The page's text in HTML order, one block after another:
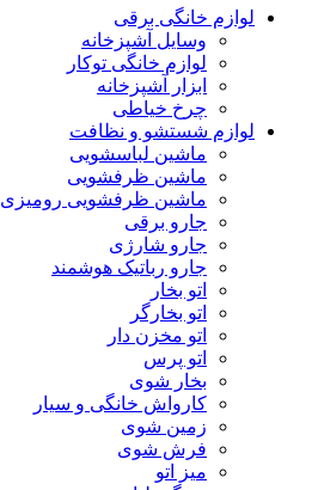
لوازم خانگی برقی
وسایل آشپزخانه
لوازم خانگی توکار
ابزار آشپزخانه
چرخ خیاطی
لوازم شستشو و نظافت
ماشین لباسشویی
ماشین ظرفشویی
ماشین ظرفشویی رومیزی
جارو برقی
جارو شارژی
جارو رباتیک هوشمند
اتو بخار
اتو بخارگر
اتو مخزن دار
اتو پرس
بخار شوی
کارواش خانگی و سیار
زمین شوی
فرش شوی
میز اتو